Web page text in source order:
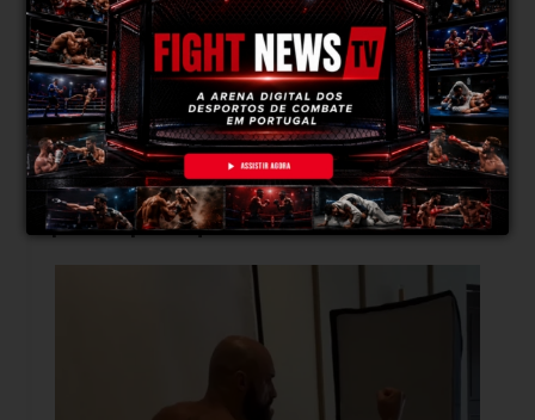
FightNews: Como está a preparação para essa
luta?
A preparação está top. Para além dos
treinos, arranjei um trabalhinho mais físico
ainda para poder dar a potência que eu
preciso para aquela luta.